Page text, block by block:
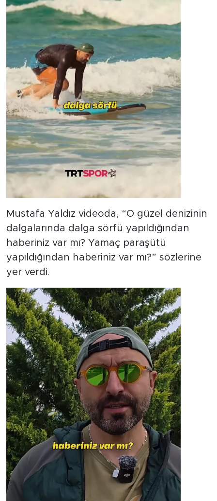
Mustafa Yaldız videoda, “O güzel denizinin
dalgalarında dalga sörfü yapıldığından
haberiniz var mı? Yamaç paraşütü
yapıldığından haberiniz var mı?” sözlerine
yer verdi.